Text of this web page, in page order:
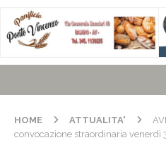
HOME ATTUALITA'
convocazione straordinaria venerdì